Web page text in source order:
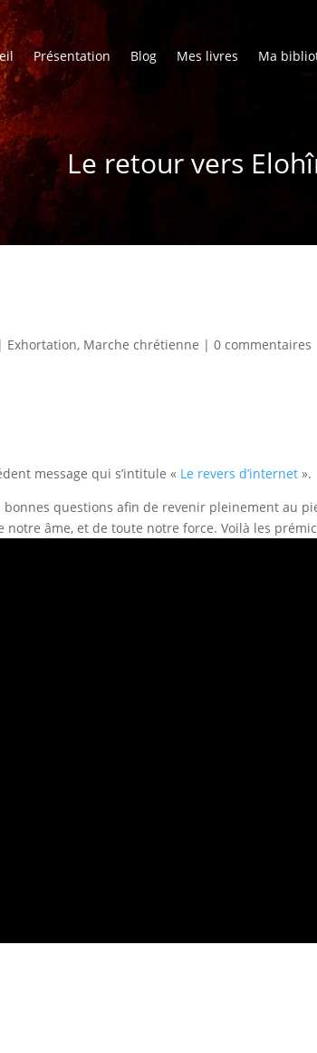
Présentation Blog Mes livres Ma
Le retour vers
| Exhortation, Marche chrétienne |0 commentaires
message qui s’intitule « Le revers d’internet ».
questions afin de revenir pleinement au
âme, et de toute notre force. Voilà les